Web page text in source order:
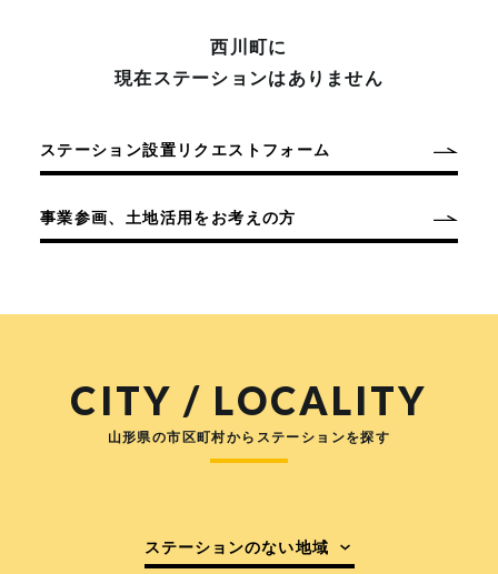
西川町に
現在ステーションはありません
ステーション設置リクエストフォーム
事業参画、土地活用をお考えの方
CITY / LOCALITY
山形県の市区町村からステーションを探す
ステーションのない地域